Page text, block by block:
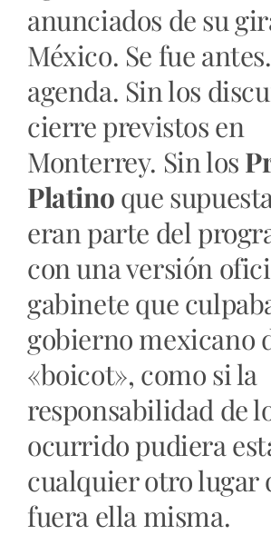
anunciados de su
México. Se fue
agenda. Sin los
cierre previstos en
Monterrey. Sin los
Platino que
eran parte del
con una versión
gabinete que
gobierno mexicano
«boicot», como si la
responsabilidad de
ocurrido pudiera
cualquier otro lugar
fuera ella misma.